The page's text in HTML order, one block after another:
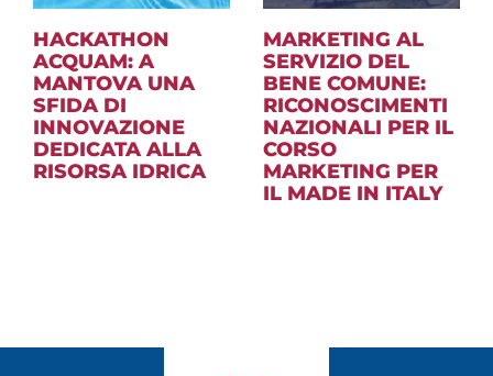
HACKATHON
ACQUAM: A
MANTOVA UNA
SFIDA DI
INNOVAZIONE
DEDICATA ALLA
RISORSA IDRICA
MARKETING AL
SERVIZIO DEL
BENE COMUNE:
RICONOSCIMENTI
NAZIONALI PER IL
CORSO
MARKETING PER
IL MADE IN ITALY